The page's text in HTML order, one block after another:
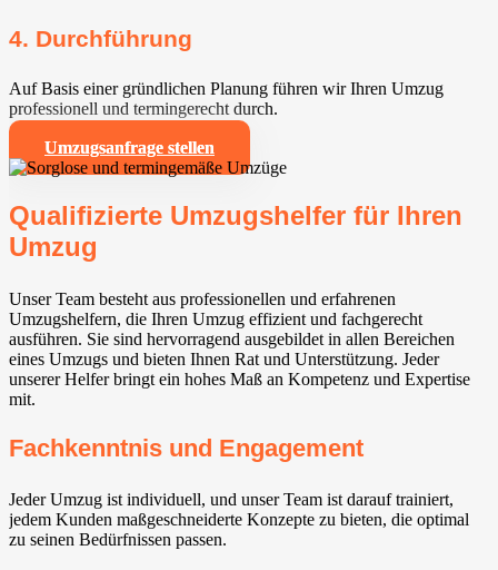
4. Durchführung
Auf Basis einer gründlichen Planung führen wir Ihren Umzug
professionell und termingerecht durch.
Umzugsanfrage stellen
Qualifizierte Umzugshelfer für Ihren
Umzug
Unser Team besteht aus professionellen und erfahrenen
Umzugshelfern, die Ihren Umzug effizient und fachgerecht
ausführen. Sie sind hervorragend ausgebildet in allen Bereichen
eines Umzugs und bieten Ihnen Rat und Unterstützung. Jeder
unserer Helfer bringt ein hohes Maß an Kompetenz und Expertise
mit.
Fachkenntnis und Engagement
Jeder Umzug ist individuell, und unser Team ist darauf trainiert,
jedem Kunden maßgeschneiderte Konzepte zu bieten, die optimal
zu seinen Bedürfnissen passen.